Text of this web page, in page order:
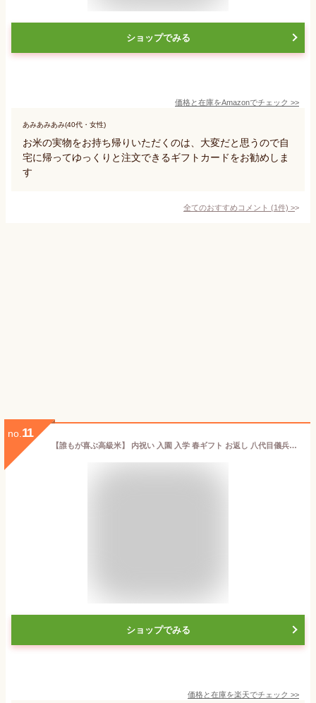
ショップでみる
価格と在庫をAmazonでチェック >>
あみあみあみ(40代・女性)
お米の実物をお持ち帰りいただくのは、大変だと思うので自
宅に帰ってゆっくりと注文できるギフトカードをお勧めしま
す
全てのおすすめコメント (1件) >
no. 11
【誰もが喜ぶ高級米】 内祝い 入園 入学 春ギフト お返し 八代目儀兵衛 母の日ギフト 送料無料 米 (お米2合×9個入り)「十二単 華ざかり」 | お米 入学内祝い 結婚内祝い 出産内祝い 入学祝い 結婚祝い 出産祝い 新築内祝い 内祝い 祝い
ショップでみる
価格と在庫を楽天でチェック >>